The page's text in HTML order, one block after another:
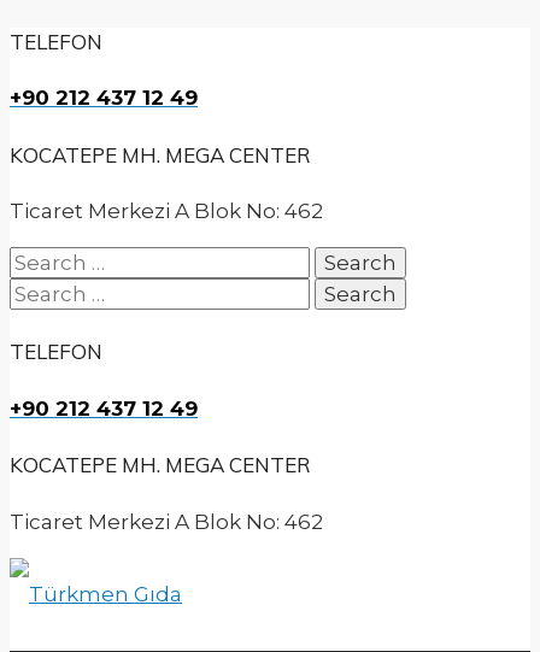
TELEFON
+90 212 437 12 49
KOCATEPE MH. MEGA CENTER
Ticaret Merkezi A Blok No: 462
Search
for:
Search
TELEFON
+90 212 437 12 49
KOCATEPE MH. MEGA CENTER
Ticaret Merkezi A Blok No: 462